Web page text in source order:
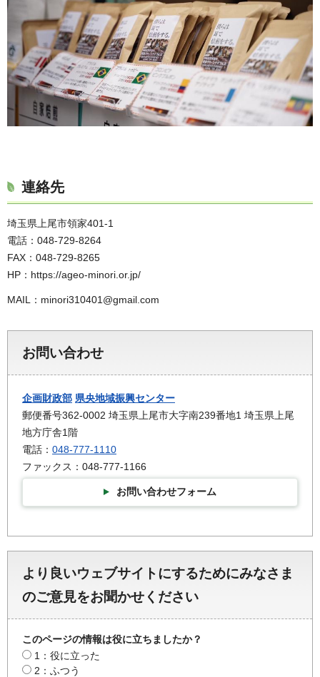
連絡先
埼玉県上尾市領家401-1
電話：048-729-8264
FAX：048-729-8265
HP：https://ageo-minori.or.jp/
MAIL：minori310401@gmail.com
お問い合わせ
企画財政部 県央地域振興センター
郵便番号362-0002 埼玉県上尾市大字南239番地1 埼玉県上尾
地方庁舎1階
電話： 048-777-1110
ファックス：048-777-1166
お問い合わせフォーム
より良いウェブサイトにするためにみなさま
のご意見をお聞かせください
このページの情報は役に立ちましたか？
1：役に立った
2：ふつう